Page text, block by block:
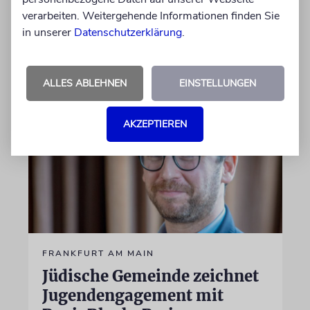
jüdisches Leben beschlossen, um die jüdische
Gemeinschaft zu fördern und zu schützen
FRANKFURT AM MAIN
Jüdische Gemeinde zeichnet
Jugendengagement mit
verarbeiten. Weitergehende Informationen finden Sie
in unserer Datenschutzerklärung.
ALLES ABLEHNEN EINSTELLUNGEN
AKZEPTIEREN